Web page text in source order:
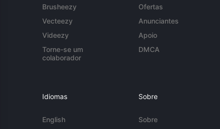
Brusheezy
Vecteezy
Videezy
Torne-se um
colaborador
Ofertas
Anunciantes
Apoio
DMCA
Idiomas
English
Sobre
Sobre